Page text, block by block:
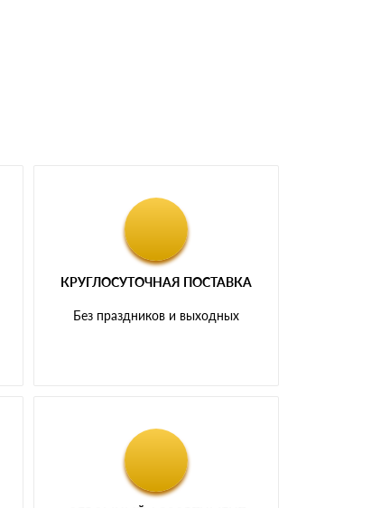
КРУГЛОСУТОЧНАЯ ПОСТАВКА
Без праздников и выходных